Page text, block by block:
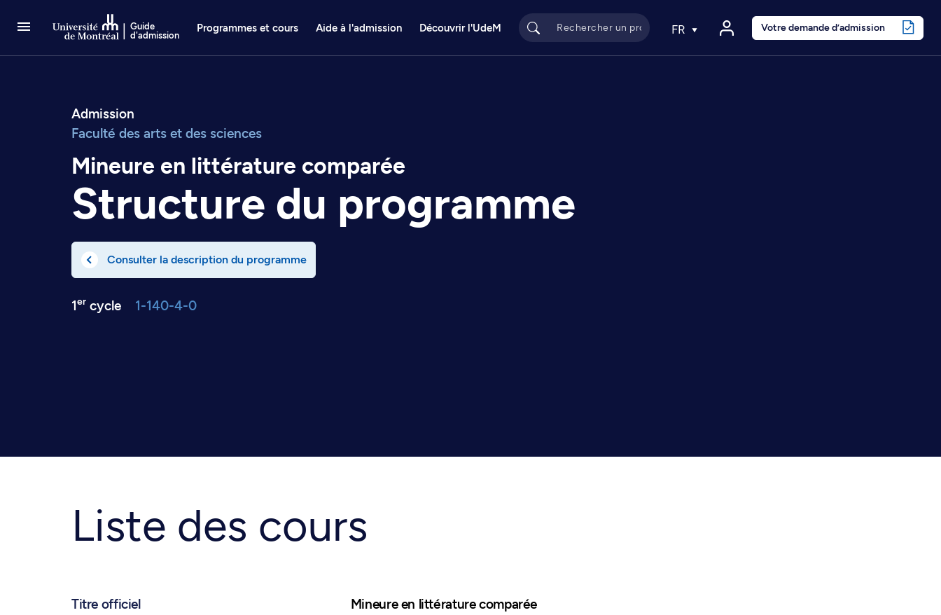
Guide
d'admission
Programmes et cours Aide à l'admission Découvrir l'UdeM FR Votre demande d’admission
Admission
Faculté des arts et des sciences
Mineure en littérature comparée
Structure du programme
Consulter la description du programme
1er cycle 1-140-4-0
Liste des cours
Titre officiel
Mineure en littérature comparée